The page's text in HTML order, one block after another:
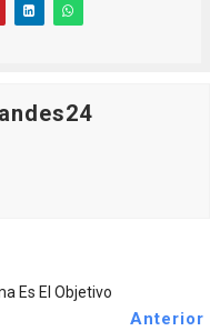
Es El Objetivo
Anterior